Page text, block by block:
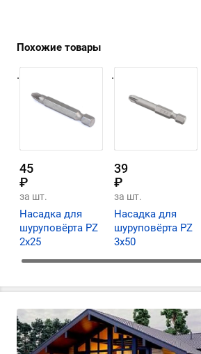
Похожие товары
.
45
₽
за шт.
Насадка для
шуруповёрта PZ
2х25
.
39
₽
за шт.
Насадка для
шуруповёрта PZ
3х50